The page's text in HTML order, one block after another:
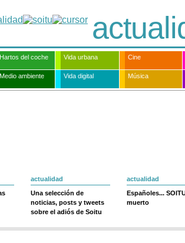
Hartos del coche Vida urbana Cine
Medio ambiente Vida digital Música
actualidad
Una selección de
noticias, posts y tweets
sobre el adiós de Soitu
actualidad
Españoles...
muerto